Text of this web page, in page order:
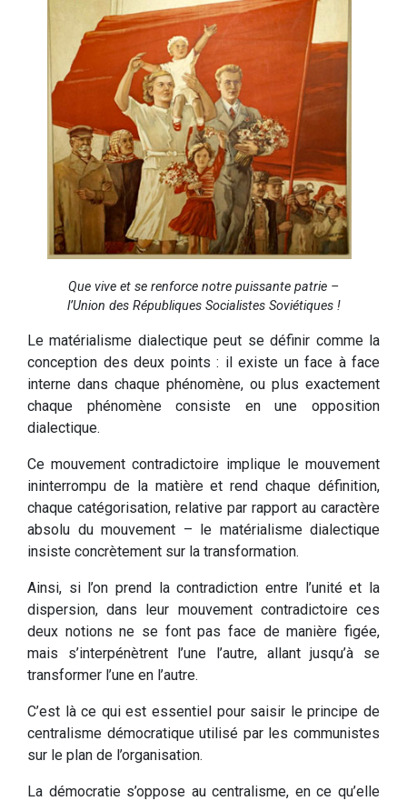
Que vive et se renforce notre puissante patrie –
l’Union des Républiques Socialistes Soviétiques !
Le matérialisme dialectique peut se définir comme la
conception des deux points : il existe un face à face
interne dans chaque phénomène, ou plus exactement
chaque phénomène consiste en une opposition
dialectique.
Ce mouvement contradictoire implique le mouvement
ininterrompu de la matière et rend chaque définition,
chaque catégorisation, relative par rapport au caractère
absolu du mouvement – le matérialisme dialectique
insiste concrètement sur la transformation.
Ainsi, si l’on prend la contradiction entre l’unité et la
dispersion, dans leur mouvement contradictoire ces
deux notions ne se font pas face de manière figée,
mais s’interpénètrent l’une l’autre, allant jusqu’à se
transformer l’une en l’autre.
C’est là ce qui est essentiel pour saisir le principe de
centralisme démocratique utilisé par les communistes
sur le plan de l’organisation.
La démocratie s’oppose au centralisme, en ce qu’elle